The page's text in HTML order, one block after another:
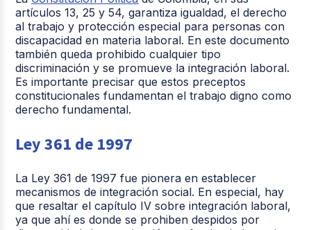
artículos 13, 25 y 54, garantiza igualdad, el derecho
al trabajo y protección especial para personas con
discapacidad en materia laboral. En este documento
también queda prohibido cualquier tipo
discriminación y se promueve la integración laboral.
Es importante precisar que estos preceptos
constitucionales fundamentan el trabajo digno como
derecho fundamental.
Ley 361 de 1997
La Ley 361 de 1997 fue pionera en establecer
mecanismos de integración social. En especial, hay
que resaltar el capítulo IV sobre integración laboral,
ya que ahí es donde se prohiben despidos por